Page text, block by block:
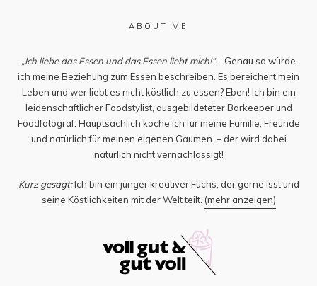
ABOUT ME
„Ich liebe das Essen und das Essen liebt mich!“– Genau so würde
ich meine Beziehung zum Essen beschreiben. Es bereichert mein
Leben und wer liebt es nicht köstlich zu essen? Eben! Ich bin ein
leidenschaftlicher Foodstylist, ausgebildeteter Barkeeper und
Foodfotograf. Hauptsächlich koche ich für meine Familie, Freunde
und natürlich für meinen eigenen Gaumen. – der wird dabei
natürlich nicht vernachlässigt!
Kurz gesagt:Ich bin ein junger kreativer Fuchs, der gerne isst und
seine Köstlichkeiten mit der Welt teilt. (mehr anzeigen)